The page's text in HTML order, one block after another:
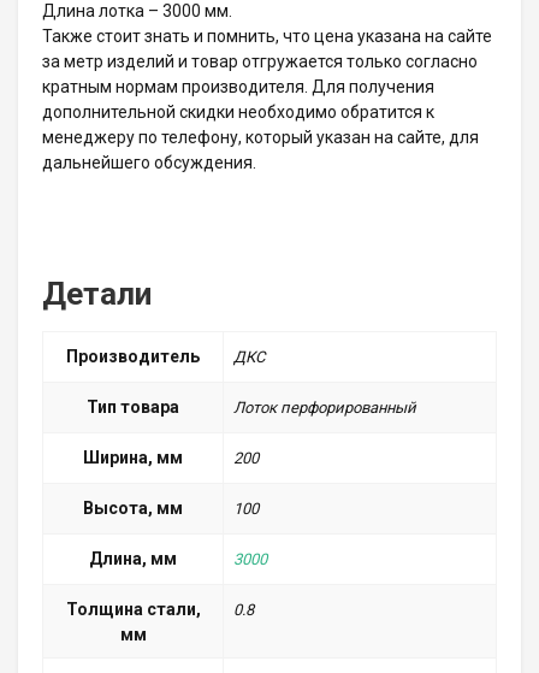
Длина лотка – 3000 мм.
Также стоит знать и помнить, что цена указана на сайте
за метр изделий и товар отгружается только согласно
кратным нормам производителя. Для получения
дополнительной скидки необходимо обратится к
менеджеру по телефону, который указан на сайте, для
дальнейшего обсуждения.
Детали
Производитель ДКС
Тип товара Лоток перфорированный
Ширина, мм 200
Высота, мм 100
Длина, мм 3000
Толщина стали,
мм
0.8